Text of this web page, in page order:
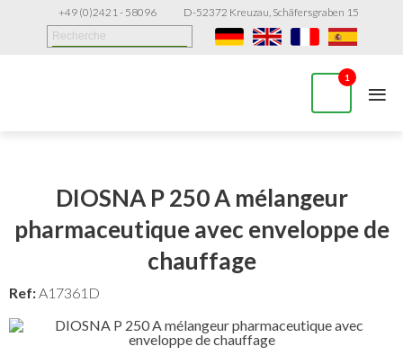
+49 (0)2421 - 58096 D-52372 Kreuzau, Schäfersgraben 15
1 ≡
DIOSNA P 250 A mélangeur
pharmaceutique avec enveloppe de
chauffage
Ref: A17361D